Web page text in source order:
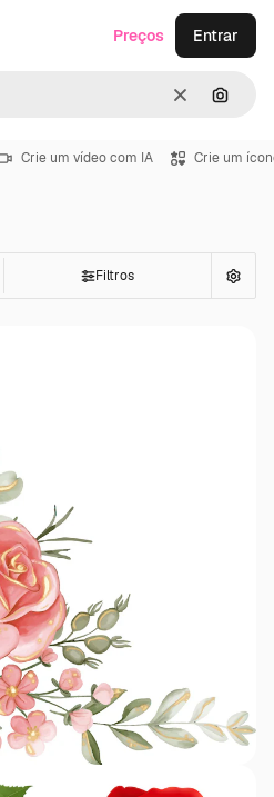
Limpar
Preços Entrar
Crie um vídeo com IA Crie um
Filtros